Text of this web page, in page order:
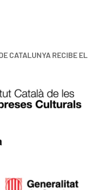
CATALUNYA RECIBE EL